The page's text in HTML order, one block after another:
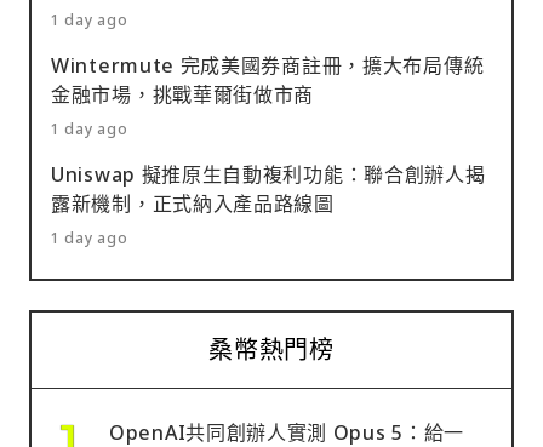
1 day ago
Wintermute 完成美國券商註冊，擴大布局傳統
金融市場，挑戰華爾街做市商
1 day ago
Uniswap 擬推原生自動複利功能：聯合創辦人揭
露新機制，正式納入產品路線圖
1 day ago
桑幣熱門榜
OpenAI共同創辦人實測 Opus 5：給一